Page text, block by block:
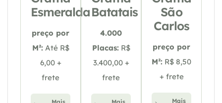
Esmeralda
preço por
M²: Até R$
6,00 +
frete
Batatais
4.000
Placas: R$
3.400,00 +
frete
São
Carlos
preço por
M²: R$ 8,50
+ frete
Mais